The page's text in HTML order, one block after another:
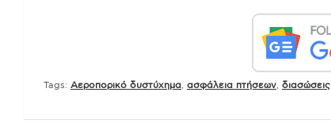
Tags: Αεροπορικό δυστύχημα ασφάλεια πτήσεων διασώσεις